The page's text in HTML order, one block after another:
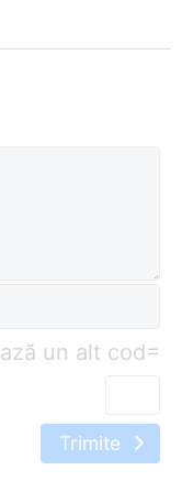
=
Trimite